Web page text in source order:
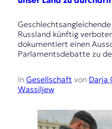
Russland künftig
dokumentiert einen
Parlamentsdebatte zu
In Gesellschaft von Darja
Wassiljew